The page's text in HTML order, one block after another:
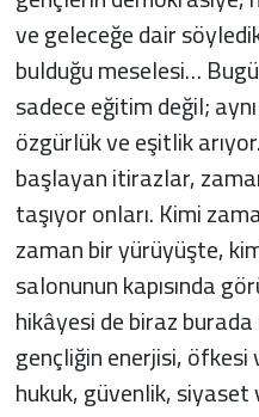
ve geleceğe dair
bulduğu meselesi…
sadece eğitim değil;
özgürlük ve eşitlik
başlayan itirazlar,
taşıyor onları. Kimi
zaman bir yürüyüşte,
salonunun kapısında
hikâyesi de biraz
gençliğin enerjisi,
hukuk, güvenlik, siyaset